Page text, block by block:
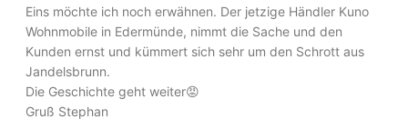
Eins möchte ich noch erwähnen. Der jetzige Händler Kuno
Wohnmobile in Edermünde, nimmt die Sache und den
Kunden ernst und kümmert sich sehr um den Schrott aus
Jandelsbrunn.
Die Geschichte geht weiter😡
Gruß Stephan